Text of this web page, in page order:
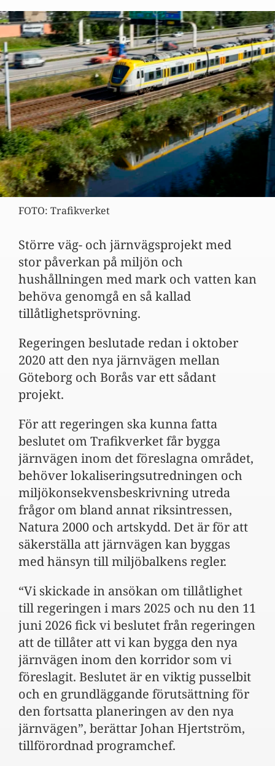
FOTO: Trafikverket
Större väg- och järnvägsprojekt med
stor påverkan på miljön och
hushållningen med mark och vatten kan
behöva genomgå en så kallad
tillåtlighetsprövning. ​
Regeringen beslutade redan i oktober
2020 att den nya järnvägen mellan
Göteborg och Borås var ett sådant
projekt.
För att regeringen ska kunna fatta
beslutet om Trafikverket får bygga
järnvägen inom det föreslagna området,
behöver lokaliseringsutredningen och
miljökonsekvensbeskrivning utreda
frågor om bland annat riksintressen,
Natura 2000 och artskydd. Det är för att
säkerställa att järnvägen kan byggas
med hänsyn till miljöbalkens regler.
“Vi skickade in ansökan om tillåtlighet
till regeringen i mars 2025 och nu den 11
juni 2026 fick vi beslutet från regeringen
att de tillåter att vi kan bygga den nya
järnvägen inom den korridor som vi
föreslagit. Beslutet är en viktig pusselbit
och en grundläggande förutsättning för
den fortsatta planeringen av den nya
järnvägen”, berättar Johan Hjertström,
tillförordnad programchef.